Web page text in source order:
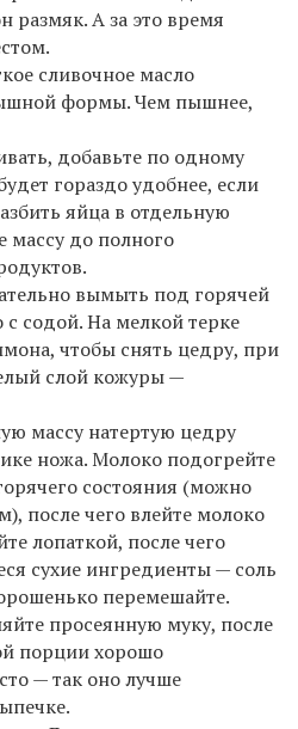
размяк. А за это время
сливочное масло
формы. Чем пышнее,
добавьте по одному
гораздо удобнее, если
яйца в отдельную
массу до полного
вымыть под горячей
содой. На мелкой терке
чтобы снять цедру, при
слой кожуры —
массу натертую цедру
ножа. Молоко подогрейте
состояния (можно
после чего влейте молоко
лопаткой, после чего
сухие ингредиенты — соль
перемешайте.
просеянную муку, после
порции хорошо
— так оно лучше